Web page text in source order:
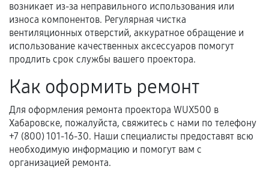
Расширенная гарантия
В некоторых случаях возможно оформление
расширенной гарантии. Стоимость, сроки и
условия продления согласовываются отдельно и
фиксируются в документах.
Когда гарантия не действует
Нарушение правил эксплуатации,
механические повреждения, попадание влаги,
возникает из-за неправильного использования или
износа компонентов. Регулярная чистка
вентиляционных отверстий, аккуратное обращение и
использование качественных аксессуаров помогут
продлить срок службы вашего проектора.
Как оформить ремонт
Для оформления ремонта проектора WUX500 в
Хабаровске, пожалуйста, свяжитесь с нами по телефону
+7 (800) 101-16-30. Наши специалисты предоставят всю
необходимую информацию и помогут вам с
организацией ремонта.